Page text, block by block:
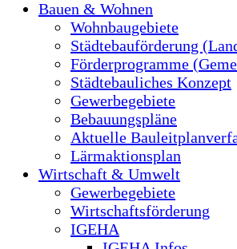
Bauen & Wohnen
Wohnbaugebiete
Städtebauförderung
Förderprogramme
Städtebauliches Konzept
Gewerbegebiete
Bebauungspläne
Aktuelle
Lärmaktionsplan
Wirtschaft & Umwelt
Gewerbegebiete
Wirtschaftsförderung
IGEHA